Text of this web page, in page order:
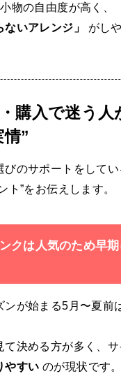
物の自由度が高く、
ないアレンジ」
がし
購入で迷う人
”
びのサポートをして
ト”をお伝えします。
クは人気のため早期
ンが始まる5月〜夏前
て決める方が多く、
やすい のが現状です。